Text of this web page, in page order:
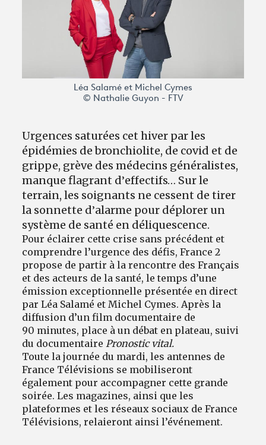
Léa Salamé et Michel Cymes
© Nathalie Guyon - FTV
Urgences saturées cet hiver par les
épidémies de bronchiolite, de covid et de
grippe, grève des médecins généralistes,
manque flagrant d’effectifs… Sur le
terrain, les soignants ne cessent de tirer
la sonnette d’alarme pour déplorer un
système de santé en déliquescence.
Pour éclairer cette crise sans précédent et
comprendre l’urgence des défis, France 2
propose de partir à la rencontre des Français
et des acteurs de la santé, le temps d’une
émission exceptionnelle présentée en direct
par Léa Salamé et Michel Cymes. Après la
diffusion d’un film documentaire de
90 minutes, place à un débat en plateau, suivi
du documentaire Pronostic vital.
Toute la journée du mardi, les antennes de
France Télévisions se mobiliseront
également pour accompagner cette grande
soirée. Les magazines, ainsi que les
plateformes et les réseaux sociaux de France
Télévisions, relaieront ainsi l’événement.